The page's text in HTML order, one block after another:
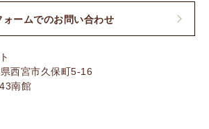
ォームでのお問い合わせ
西宮市久保町5-16
南館